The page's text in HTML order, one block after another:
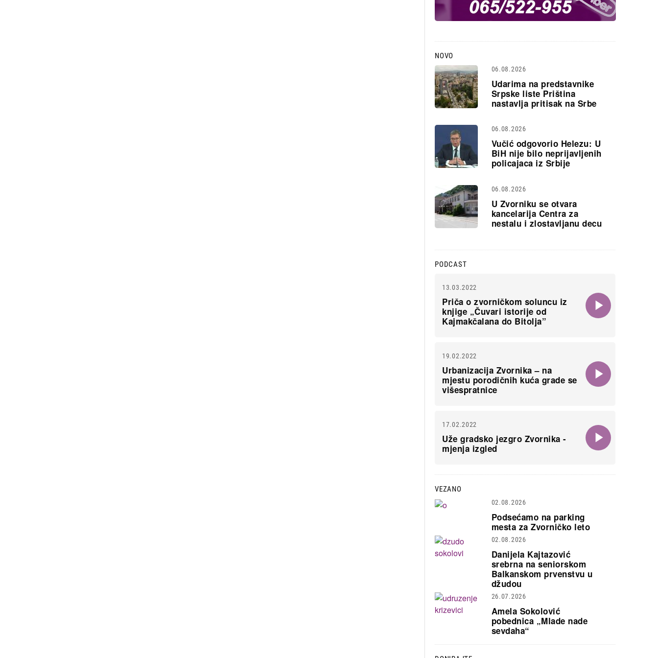
NOVO
06.08.2026
Udarima na predstavnike
Srpske liste Priština
nastavlja pritisak na Srbe
06.08.2026
Vučić odgovorio Helezu: U
BiH nije bilo neprijavljenih
policajaca iz Srbije
06.08.2026
U Zvorniku se otvara
kancelarija Centra za
nestalu i zlostavljanu decu
PODCAST
13.03.2022
Priča o zvorničkom soluncu iz
knjige „Čuvari istorije od
Kajmakčalana do Bitolja”
19.02.2022
Urbanizacija Zvornika – na
mjestu porodičnih kuća grade se
višespratnice
17.02.2022
Uže gradsko jezgro Zvornika -
mjenja izgled
VEZANO
02.08.2026
Podsećamo na parking
mesta za Zvorničko leto
02.08.2026
Danijela Kajtazović
srebrna na seniorskom
Balkanskom prvenstvu u
džudou
26.07.2026
Amela Sokolović
pobednica „Mlade nade
sevdaha“